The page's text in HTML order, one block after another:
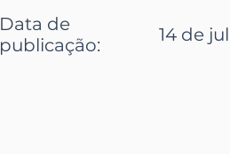
Data de
publicação: 14 de